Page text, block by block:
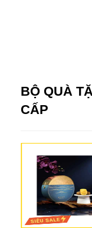
BỘ QUÀ
CẤP